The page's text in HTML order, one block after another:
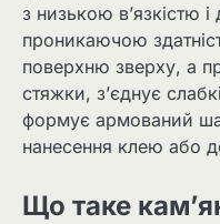
з низькою в’язкістю
проникаючою
поверхню зверху, а
стяжки, з’єднує
формує армований
нанесення клею або
Що таке